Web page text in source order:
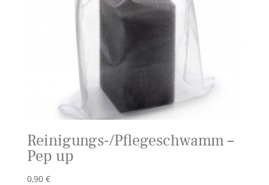
Reinigungs-/Pflegeschwamm –
Pep up
0,90 €